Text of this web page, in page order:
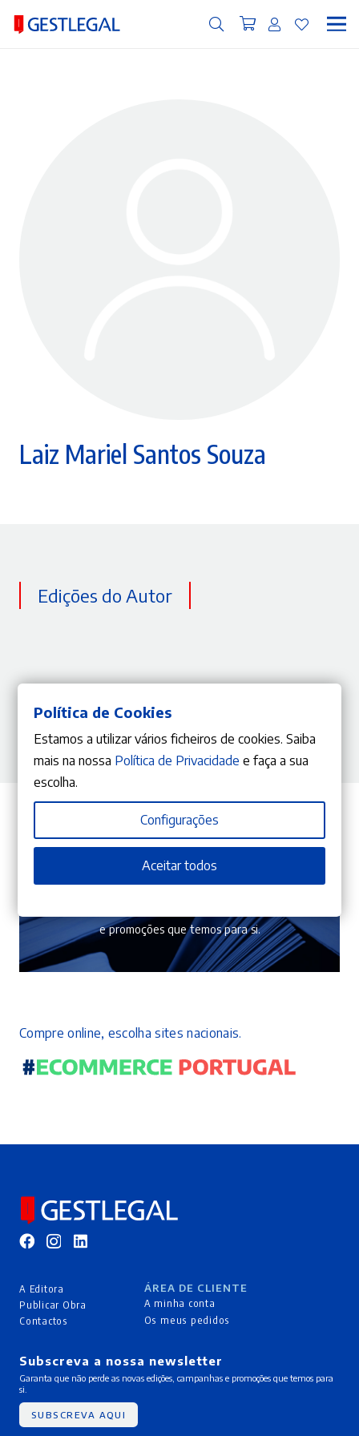
Laiz Mariel Santos Souza
Edições do Autor
Nenhum resultado encontrado do autor
Subscreva a nossa newsletter
e promoções que temos para si.
Compre online, escolha sites nacionais.
A Editora
Publicar Obra
Contactos
ÁREA DE CLIENTE
A minha conta
Os meus pedidos
Subscreva a nossa newsletter
Garanta que não perde as novas edições, campanhas e promoções que temos para
si.
SUBSCREVA AQUI
Política de Cookies
Estamos a utilizar vários ficheiros de cookies. Saiba
mais na nossa Política de Privacidade e faça a sua
escolha.
Configurações
Aceitar todos